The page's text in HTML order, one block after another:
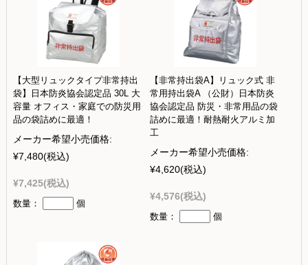
【大型リュックタイプ非常持出
袋】日本防炎協会認定品 30L 大
容量 オフィス・家庭での防災用
品の袋詰めに最適！
メーカー希望小売価格:
¥7,480(税込)
¥7,425(税込)
数量： 個
【非常持出袋A】リュック式 非
常用持出袋A （公財）日本防炎
協会認定品 防災・非常用品の袋
詰めに最適！耐熱耐火アルミ加
工
メーカー希望小売価格:
¥4,620(税込)
¥4,576(税込)
数量： 個